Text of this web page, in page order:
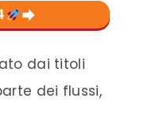
dai titoli
dei flussi,